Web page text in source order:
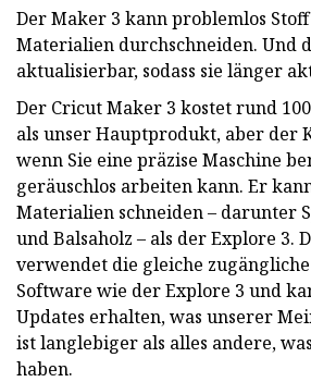
Der Maker 3 kann problemlos
Materialien durchschneiden. Und
aktualisierbar, sodass sie länger
Der Cricut Maker 3 kostet rund
als unser Hauptprodukt, aber der
wenn Sie eine präzise Maschine
geräuschlos arbeiten kann. Er
Materialien schneiden – darunter
und Balsaholz – als der Explore 3.
verwendet die gleiche
Software wie der Explore 3 und
Updates erhalten, was unserer
ist langlebiger als alles andere,
haben.